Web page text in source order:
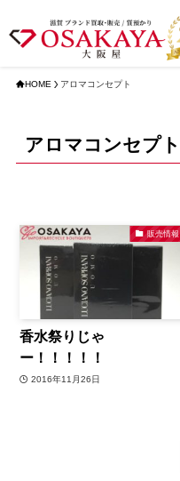
HOME アロマコンセプト
アロマコンセプト
販売情報
香水祭りじゃ
ー！！！！！
2016年11月26日